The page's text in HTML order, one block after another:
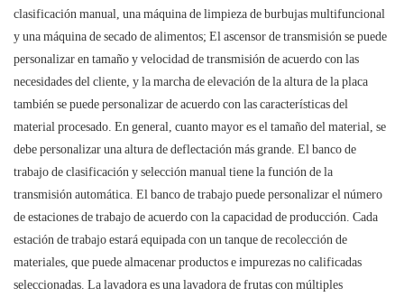
clasificación manual, una máquina de limpieza de burbujas multifuncional
y una máquina de secado de alimentos; El ascensor de transmisión se puede
personalizar en tamaño y velocidad de transmisión de acuerdo con las
necesidades del cliente, y la marcha de elevación de la altura de la placa
también se puede personalizar de acuerdo con las características del
material procesado. En general, cuanto mayor es el tamaño del material, se
debe personalizar una altura de deflectación más grande. El banco de
trabajo de clasificación y selección manual tiene la función de la
transmisión automática. El banco de trabajo puede personalizar el número
de estaciones de trabajo de acuerdo con la capacidad de producción. Cada
estación de trabajo estará equipada con un tanque de recolección de
materiales, que puede almacenar productos e impurezas no calificadas
seleccionadas. La lavadora es una lavadora de frutas con múltiples